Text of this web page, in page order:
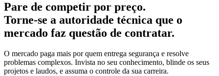
Pare de competir por preço.
Torne-se a autoridade técnica que o
mercado faz questão de contratar.
O mercado paga mais por quem entrega segurança e resolve
problemas complexos. Invista no seu conhecimento, blinde os seus
projetos e laudos, e assuma o controle da sua carreira.